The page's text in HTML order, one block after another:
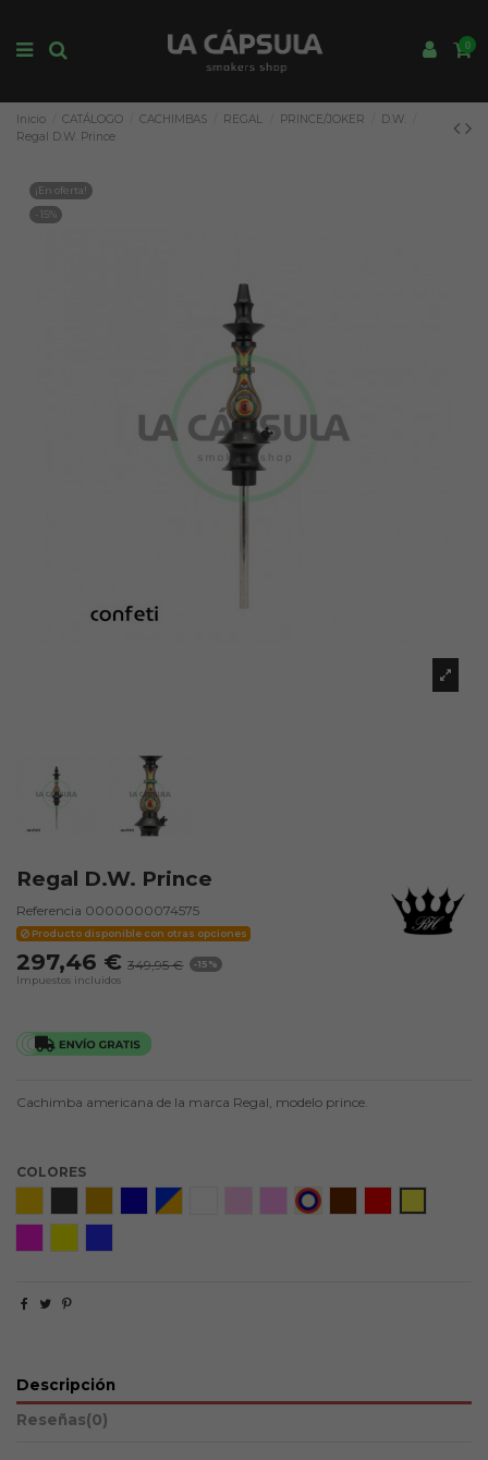
0
Inicio CATÁLOGO CACHIMBAS REGAL PRINCE/JOKER
D.W.
Regal D.W. Prince
¡En oferta!
-15%
Regal D.W. Prince
Referencia 0000000074575
Producto disponible con otras opciones
297,46 € 349,95 €
-15%
Impuestos incluidos
Cachimba americana de la marca Regal, modelo prince.
COLORES
Armenian flag
Greek EyeAquafire Cotton Candy
USA
Descripción
Reseñas(0)